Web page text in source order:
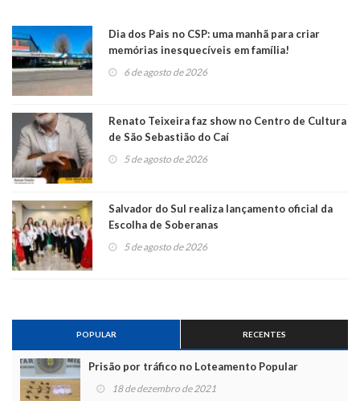
Dia dos Pais no CSP: uma manhã para criar
memórias inesquecíveis em família!
6 de agosto de 2026
Renato Teixeira faz show no Centro de Cultura
de São Sebastião do Caí
5 de agosto de 2026
Salvador do Sul realiza lançamento oficial da
Escolha de Soberanas
5 de agosto de 2026
POPULAR RECENTES
Prisão por tráfico no Loteamento Popular
18 de dezembro de 2021